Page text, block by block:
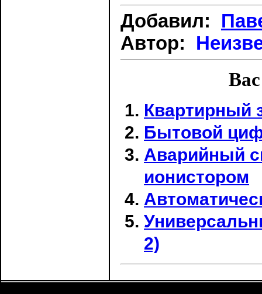
Добавил:
Автор:
Квартирный
Бытовой
Аварийный
ионистором
2)